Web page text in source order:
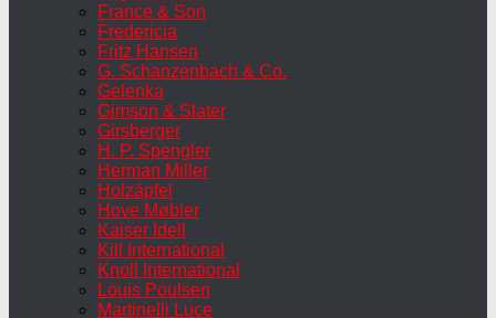
France & Son
Fredericia
Fritz Hansen
G. Schanzenbach & Co.
Gelenka
Gimson & Slater
Girsberger
H. P. Spengler
Herman Miller
Holzäpfel
Hove Møbler
Kaiser Idell
Kill International
Knoll International
Louis Poulsen
Martinelli Luce